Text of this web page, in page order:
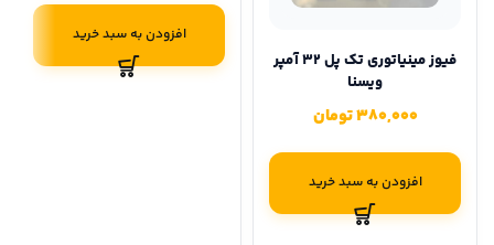
فیوز مینیاتوری تک پل 32 آمپر
ویسنا
380,000تومان
افزودن به سبد خرید
افزودن به سبد خرید